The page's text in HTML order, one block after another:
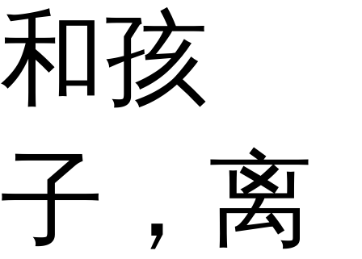
和孩
子，离